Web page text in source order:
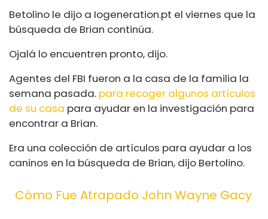
Betolino le dijo a Iogeneration.pt el viernes que la
búsqueda de Brian continúa.
Ojalá lo encuentren pronto, dijo.
Agentes del FBI fueron a la casa de la familia la
semana pasada. para recoger algunos artículos
de su casa para ayudar en la investigación para
encontrar a Brian.
Era una colección de artículos para ayudar a los
caninos en la búsqueda de Brian, dijo Bertolino.
Cómo Fue Atrapado John Wayne Gacy